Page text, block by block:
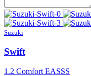
Suzuki
Swift
1.2 Comfort EASSS